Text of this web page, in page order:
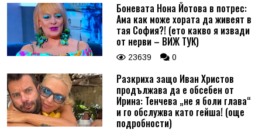
Боневата Нона Йотова в потрес:
Ама как може хората да живеят в
тая София?! (ето какво я извади
от нерви – ВИЖ ТУК)
23639 0
Разкриха защо Иван Христов
продължава да е обсебен от
Ирина: Тенчева „не я боли глава“
и го обслужва като гейша! (още
подробности)